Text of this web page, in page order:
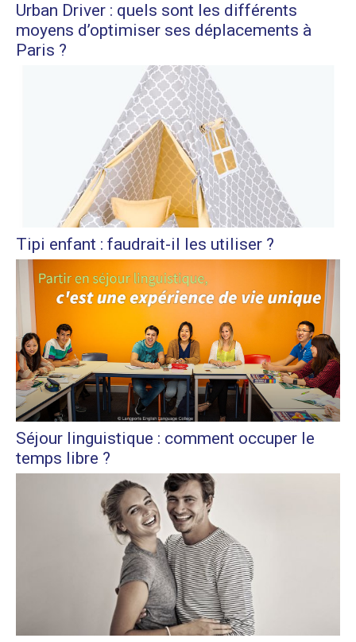
Urban Driver : quels sont les différents
moyens d’optimiser ses déplacements à
Paris ?
Tipi enfant : faudrait-il les utiliser ?
Séjour linguistique : comment occuper le
temps libre ?